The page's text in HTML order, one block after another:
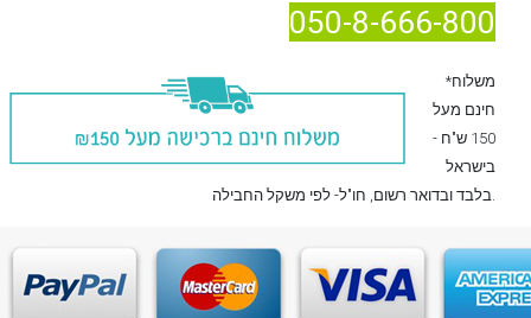
050-8-666-800
*משלוח
חינם מעל
150 ש"ח -
בישראל
בלבדובדואר רשום , חו"ל- לפי משקל החבילה.